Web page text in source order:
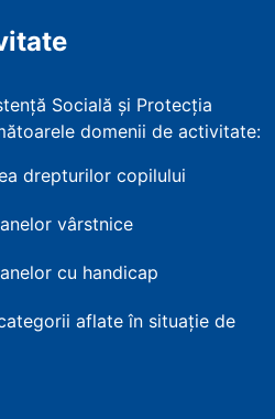
Socială și Protecția
domenii de activitate:
drepturilor copilului
vârstnice
cu handicap
aflate în situație de